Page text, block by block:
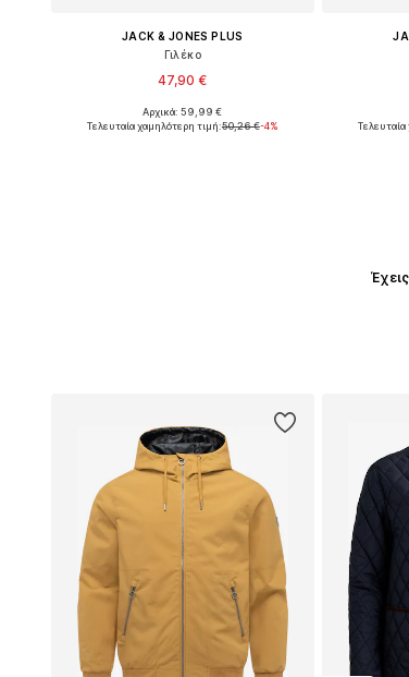
JACK & JONES PLUS
Γιλέκο
47,90 €
Αρχικά: 59,99 €
Τελευταία χαμηλότερη τιμή:50,26 €-4%